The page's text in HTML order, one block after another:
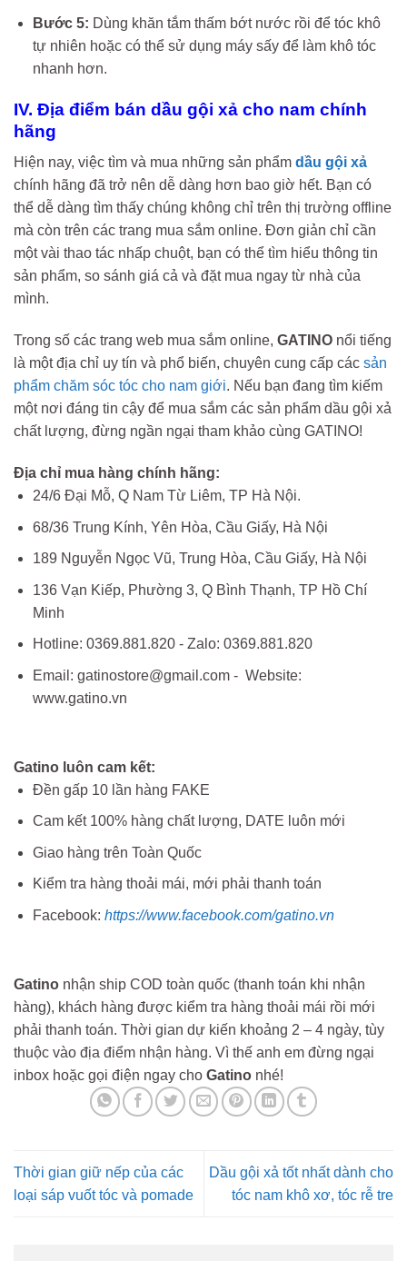
Bước 5: Dùng khăn tắm thấm bớt nước rồi để tóc khô
tự nhiên hoặc có thể sử dụng máy sấy để làm khô tóc
nhanh hơn.
IV. Địa điểm bán dầu gội xả cho nam chính
hãng
Hiện nay, việc tìm và mua những sản phẩm dầu gội xả
chính hãng đã trở nên dễ dàng hơn bao giờ hết. Bạn có
thể dễ dàng tìm thấy chúng không chỉ trên thị trường offline
mà còn trên các trang mua sắm online. Đơn giản chỉ cần
một vài thao tác nhấp chuột, bạn có thể tìm hiểu thông tin
sản phẩm, so sánh giá cả và đặt mua ngay từ nhà của
mình.
Trong số các trang web mua sắm online, GATINO nổi tiếng
là một địa chỉ uy tín và phổ biến, chuyên cung cấp các sản
phẩm chăm sóc tóc cho nam giới. Nếu bạn đang tìm kiếm
một nơi đáng tin cậy để mua sắm các sản phẩm dầu gội xả
chất lượng, đừng ngần ngại tham khảo cùng GATINO!
Địa chỉ mua hàng chính hãng:
24/6 Đại Mỗ, Q Nam Từ Liêm, TP Hà Nội.
68/36 Trung Kính, Yên Hòa, Cầu Giấy, Hà Nội
189 Nguyễn Ngọc Vũ, Trung Hòa, Cầu Giấy, Hà Nội
136 Vạn Kiếp, Phường 3, Q Bình Thạnh, TP Hồ Chí
Minh
Hotline: 0369.881.820 - Zalo: 0369.881.820
Email: gatinostore@gmail.com - Website:
www.gatino.vn
Gatino luôn cam kết:
Đền gấp 10 lần hàng FAKE
Cam kết 100% hàng chất lượng, DATE luôn mới
Giao hàng trên Toàn Quốc
Kiểm tra hàng thoải mái, mới phải thanh toán
Facebook: https://www.facebook.com/gatino.vn
Gatino nhận ship COD toàn quốc (thanh toán khi nhận
hàng), khách hàng được kiểm tra hàng thoải mái rồi mới
phải thanh toán. Thời gian dự kiến khoảng 2 – 4 ngày, tùy
thuộc vào địa điểm nhận hàng. Vì thế anh em đừng ngại
inbox hoặc gọi điện ngay cho Gatino nhé!
Thời gian giữ nếp của các
loại sáp vuốt tóc và pomade
Dầu gội xả tốt nhất dành cho
tóc nam khô xơ, tóc rễ tre